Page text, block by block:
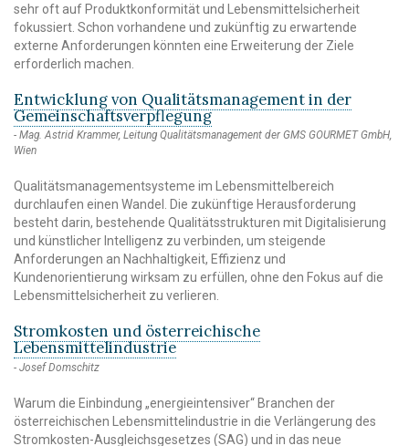
sehr oft auf Produktkonformität und Lebensmittelsicherheit
fokussiert. Schon vorhandene und zukünftig zu erwartende
externe Anforderungen könnten eine Erweiterung der Ziele
erforderlich machen.
Entwicklung von Qualitätsmanagement in der
Gemeinschaftsverpflegung
Mag. Astrid Krammer, Leitung Qualitätsmanagement der GMS GOURMET GmbH,
Wien
Qualitätsmanagementsysteme im Lebensmittelbereich
durchlaufen einen Wandel. Die zukünftige Herausforderung
besteht darin, bestehende Qualitätsstrukturen mit Digitalisierung
und künstlicher Intelligenz zu verbinden, um steigende
Anforderungen an Nachhaltigkeit, Effizienz und
Kundenorientierung wirksam zu erfüllen, ohne den Fokus auf die
Lebensmittelsicherheit zu verlieren.
Stromkosten und österreichische
Lebensmittelindustrie
Josef Domschitz
Warum die Einbindung „energieintensiver“ Branchen der
österreichischen Lebensmittelindustrie in die Verlängerung des
Stromkosten-Ausgleichsgesetzes (SAG) und in das neue